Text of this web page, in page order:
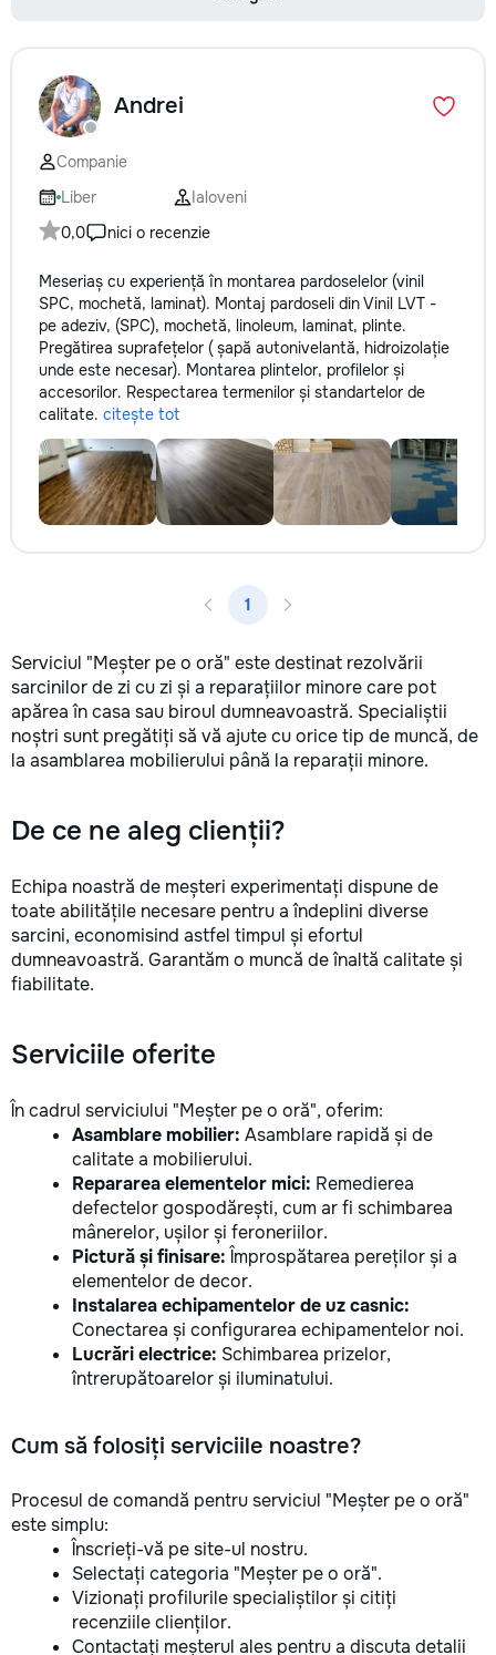
Andrei
Companie
Liber
Ialoveni
0,0
nici o recenzie
Meseriaș cu experiență în montarea pardoselelor (vinil
SPC, mochetă, laminat). Montaj pardoseli din Vinil LVT -
pe adeziv, (SPC), mochetă, linoleum, laminat, plinte.
Pregătirea suprafețelor ( șapă autonivelantă, hidroizolație
unde este necesar). Montarea plintelor, profilelor și
accesorilor. Respectarea termenilor și standartelor de
calitate. citește tot
1
Serviciul "Meșter pe o oră" este destinat rezolvării
sarcinilor de zi cu zi și a reparațiilor minore care pot
apărea în casa sau biroul dumneavoastră. Specialiștii
noștri sunt pregătiți să vă ajute cu orice tip de muncă, de
la asamblarea mobilierului până la reparații minore.
De ce ne aleg clienții?
Echipa noastră de meșteri experimentați dispune de
toate abilitățile necesare pentru a îndeplini diverse
sarcini, economisind astfel timpul și efortul
dumneavoastră. Garantăm o muncă de înaltă calitate și
fiabilitate.
Serviciile oferite
În cadrul serviciului "Meșter pe o oră", oferim:
Asamblare mobilier: Asamblare rapidă și de
calitate a mobilierului.
Repararea elementelor mici: Remedierea
defectelor gospodărești, cum ar fi schimbarea
mânerelor, ușilor și feroneriilor.
Pictură și finisare: Împrospătarea pereților și a
elementelor de decor.
Instalarea echipamentelor de uz casnic:
Conectarea și configurarea echipamentelor noi.
Lucrări electrice: Schimbarea prizelor,
întrerupătoarelor și iluminatului.
Cum să folosiți serviciile noastre?
Procesul de comandă pentru serviciul "Meșter pe o oră"
este simplu:
Înscrieți-vă pe site-ul nostru.
Selectați categoria "Meșter pe o oră".
Vizionați profilurile specialiștilor și citiți
recenziile clienților.
Contactați meșterul ales pentru a discuta detalii